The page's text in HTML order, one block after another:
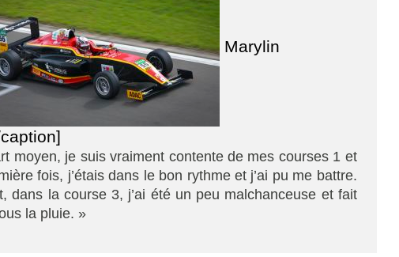
Marylin
moyen, je suis vraiment contente de mes courses 1 et
fois, j’étais dans le bon rythme et j’ai pu me battre.
dans la course 3, j’ai été un peu malchanceuse et fait
la pluie. »